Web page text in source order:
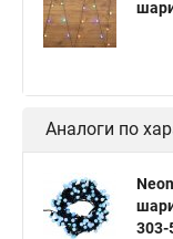
Аналоги по
303-